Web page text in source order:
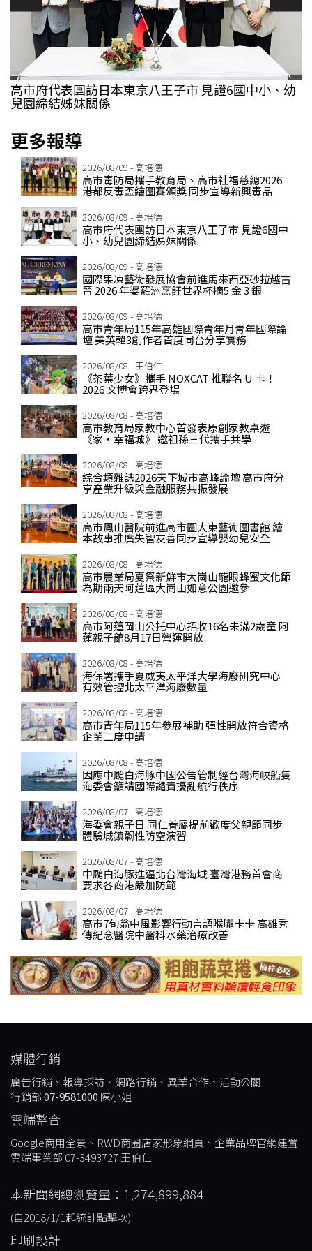
高市府代表團訪日本東京八王子市 見證6國中小、幼
兒園締結姊妺關係
更多報導
2026/08/09 - 高培德
高市毒防局攜手教育局、高市社福慈總2026
港都反毒盃繪圖賽頒獎 同步宣導新興毒品
2026/08/09 - 高培德
高市府代表團訪日本東京八王子市 見證6國中
小、幼兒園締結姊妺關係
2026/08/09 - 高培德
國際果凍藝術發展協會前進馬來西亞砂拉越古
晉 2026 年婆羅洲烹飪世界杯摘5 金 3 銀
2026/08/09 - 高培德
高市青年局115年高雄國際青年月青年國際論
壇 美英韓3創作者首度同台分享實務
2026/08/08 - 王伯仁
《茶葉少女》攜手 NOXCAT 推聯名 U 卡！
2026 文博會跨界登場
2026/08/08 - 高培德
高市教育局家教中心首發表原創家教桌遊
《家‧幸福城》 邀祖孫三代攜手共學
2026/08/08 - 高培德
綜合類雜誌2026天下城市高峰論壇 高市府分
享產業升級與金融服務共振發展
2026/08/08 - 高培德
高市鳳山醫院前進高市圖大東藝術圖書館 繪
本故事推廣失智友善同步宣導嬰幼兒安全
2026/08/08 - 高培德
高市農業局夏祭新鮮市大崗山龍眼蜂蜜文化節
為期兩天阿蓮區大崗山如意公園邀參
2026/08/08 - 高培德
高市阿蓮岡山公托中心招收16名未滿2歲童 阿
蓮親子館8月17日營運開放
2026/08/08 - 高培德
海保署攜手夏威夷太平洋大學海廢研究中心
有效管控北太平洋海廢數量
2026/08/08 - 高培德
高市青年局115年參展補助 彈性開放符合資格
企業二度申請
2026/08/08 - 高培德
因應中颱白海豚中國公告管制經台灣海峽船隻
海委會籲請國際譴責擾亂航行秩序
2026/08/07 - 高培德
海委會親子日 同仁眷屬提前歡度父親節同步
體驗城鎮韌性防空演習
2026/08/07 - 高培德
中颱白海豚進逼北台灣海域 臺灣港務首會商
要求各商港嚴加防範
2026/08/07 - 高培德
高市7旬翁中風影響行動言語喉嚨卡卡 高雄秀
傳紀念醫院中醫科水藥治療改善
媒體行銷
廣告行銷、報導採訪、網路行銷、異業合作、活動公關
行銷部07-9581000 陳小姐
雲端整合
Google商用全景、RWD商圈店家形象網頁、企業品牌官網建置
雲端事業部 07-3493727 王伯仁
本新聞網總瀏覽量：1,274,899,884
(自2018/1/1起統計點擊次)
印刷設計